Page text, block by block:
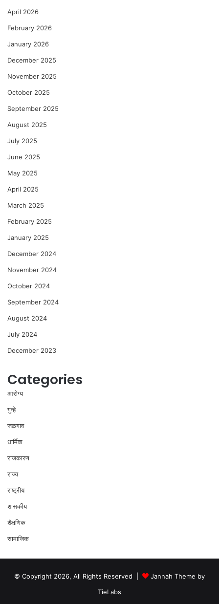
April 2026
February 2026
January 2026
December 2025
November 2025
October 2025
September 2025
August 2025
July 2025
June 2025
May 2025
April 2025
March 2025
February 2025
January 2025
December 2024
November 2024
October 2024
September 2024
August 2024
July 2024
December 2023
Categories
आरोग्य
गुन्हे
जळगाव
धार्मिक
राजकारण
राज्य
राष्ट्रीय
शासकीय
शैक्षणिक
सामाजिक
© Copyright 2026, All Rights Reserved |
Jannah Theme by
TieLabs